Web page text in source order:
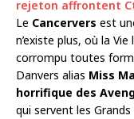
rejeton affrontent
Le Cancervers est
n’existe plus, où la
corrompu toutes
Danvers alias Miss
horrifique des
qui servent les Grands